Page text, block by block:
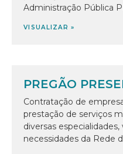
Administração Pública
VISUALIZAR »
PREGÃO
Contratação de
prestação de serviços
diversas
necessidades da Rede